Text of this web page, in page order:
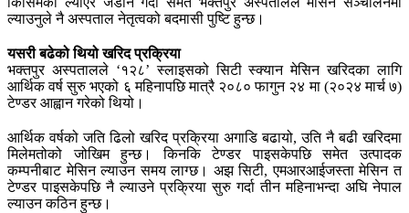
ल्याउनुले नै अस्पताल नेतृत्वको बदमासी पुष्टि हुन्छ।
यसरी बढेको थियो खरिद प्रक्रिया
भक्तपुर अस्पतालले ‘१२८’ स्लाइसको सिटी स्क्यान मेसिन खरिदका लागि
आर्थिक वर्ष सुरु भएको ६ महिनापछि मात्रै २०८० फागुन २४ मा (२०२४ मार्च ७)
टेण्डर आह्वान गरेको थियो।
आर्थिक वर्षको जति ढिलो खरिद प्रक्रिया अगाडि बढायो, उति नै बढी खरिदमा
मिलेमतोको जोखिम हुन्छ। किनकि टेण्डर पाइसकेपछि समेत उत्पादक
कम्पनीबाट मेसिन ल्याउन समय लाग्छ। अझ सिटी, एमआरआईजस्ता मेसिन त
टेण्डर पाइसकेपछि नै ल्याउने प्रक्रिया सुरु गर्दा तीन महिनाभन्दा अघि नेपाल
ल्याउन कठिन हुन्छ।